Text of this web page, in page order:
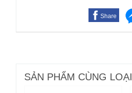
Share
SẢN PHẨM CÙNG LOẠI